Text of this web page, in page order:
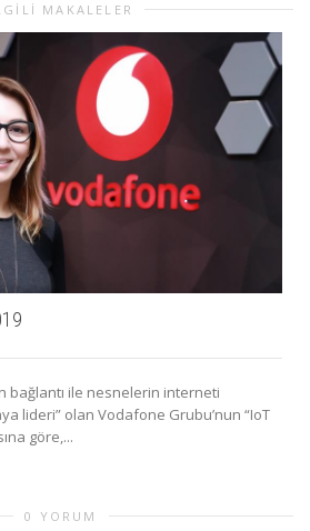
MAKALELER
bağlantı ile nesnelerin interneti
lideri” olan Vodafone Grubu’nun “IoT
göre,...
0 YORUM